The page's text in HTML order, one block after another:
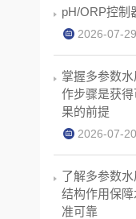
pH/ORP控制
2026-07-29
掌握多参数
作步骤是获
果的前提
2026-07-20
了解多参数
结构作用保
准可靠